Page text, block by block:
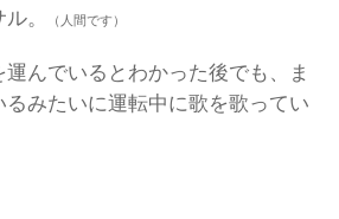
。
（人間です）
んでいるとわかった後でも、ま
るみたいに運転中に歌を歌ってい